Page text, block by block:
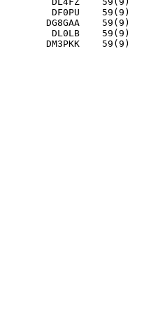
DF0PU    59(9)
DG8GAA    59(9)
DL0LB    59(9)
DM3PKK    59(9)